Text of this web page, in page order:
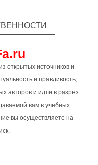
открытых источников и
и правдивость,
авторов и идти в разрез
вам в учебных
вы осуществляете на